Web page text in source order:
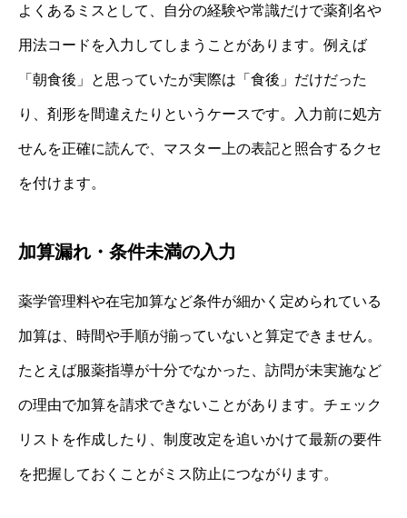
よくあるミスとして、自分の経験や常識だけで薬剤名や
用法コードを入力してしまうことがあります。例えば
「朝食後」と思っていたが実際は「食後」だけだった
り、剤形を間違えたりというケースです。入力前に処方
せんを正確に読んで、マスター上の表記と照合するクセ
を付けます。
加算漏れ・条件未満の入力
薬学管理料や在宅加算など条件が細かく定められている
加算は、時間や手順が揃っていないと算定できません。
たとえば服薬指導が十分でなかった、訪問が未実施など
の理由で加算を請求できないことがあります。チェック
リストを作成したり、制度改定を追いかけて最新の要件
を把握しておくことがミス防止につながります。